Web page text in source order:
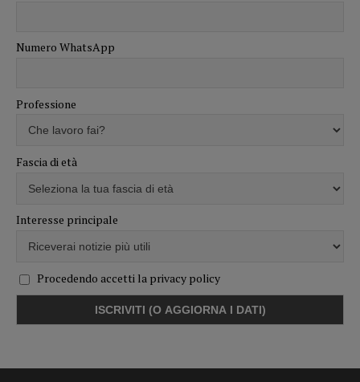
Numero WhatsApp
Professione
Fascia di età
Interesse principale
Procedendo accetti la privacy policy